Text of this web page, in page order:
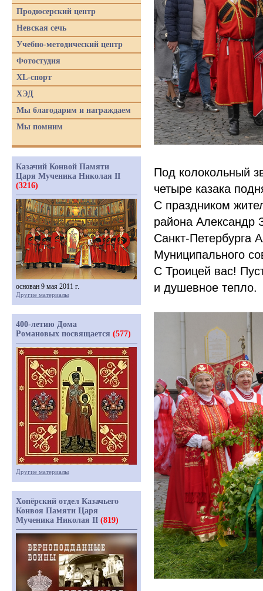
Под колокольный
четыре казака
С праздником
района Александр
Санкт-Петербурга
Муниципального
С Троицей вас!
и душевное тепло.
Продюсерский центр
Невская сечь
Учебно-методический центр
Фотостудия
XL-спорт
ХЭД
Мы благодарим и награждаем
Мы помним
Казачий Конвой Памяти
Царя Мученика Николая II
(3216)
основан 9 мая 2011 г.
Другие материалы
400-летию Дома
Романовых посвящается (577)
Другие материалы
Хопёрский отдел Казачьего
Конвоя Памяти Царя
Мученика Николая II (819)